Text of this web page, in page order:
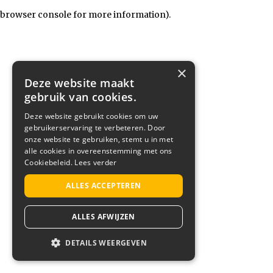
browser console for more information).
×
Deze website maakt
gebruik van cookies.
Deze website gebruikt cookies om uw
gebruikerservaring te verbeteren. Door
onze website te gebruiken, stemt u in met
alle cookies in overeenstemming met ons
Cookiebeleid. Lees verder
ALLES ACCEPTEREN
ALLES AFWIJZEN
DETAILS WEERGEVEN
STRIKT NOODZAKELIJK